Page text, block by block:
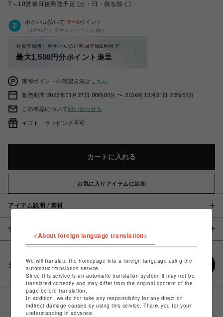
7～10営業日後発送予定 (土・日・祝を除く)
ポケパル払いで 0〜0ポイント
（1P=1円）※キャンペーン分除く
会員登録後、ポケパル払い初回登録&利用で
最大1,500円分ポイント進呈
獲得ポイントの確認方法は こちら
販売期間 2025年01月27日 00時00分 〜 2026年12月31日 23時59分
この商品について問い合わせる
ギフト：ラッピング不可
カートに入れる
お気に入りアイテムに追加
アイテム説明 / 素材
サイズ
シェアする
<About foreign language translation>
We will translate the homepage into a foreign language using the
automatic translation service.
Since this service is an automatic translation system, it may not be
translated correctly and may differ from the original content of the
page before translation.
In addition, we do not take any responsibility for any direct or
indirect damage caused by using this service. Thank you for your
understanding in advance.